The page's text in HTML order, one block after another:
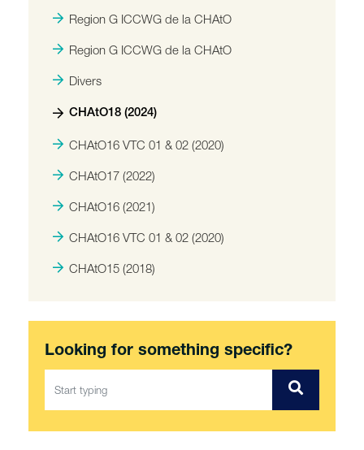
Region G ICCWG de la CHAtO
Region G ICCWG de la CHAtO
Divers
CHAtO18 (2024)
CHAtO16 VTC 01 & 02 (2020)
CHAtO17 (2022)
CHAtO16 (2021)
CHAtO16 VTC 01 & 02 (2020)
CHAtO15 (2018)
Looking for something specific?